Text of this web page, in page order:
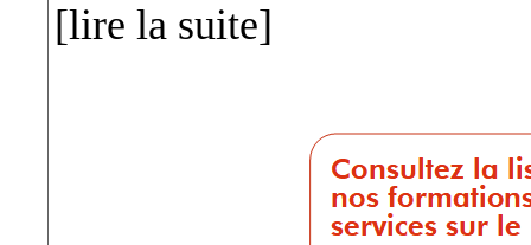
[lire la suite]